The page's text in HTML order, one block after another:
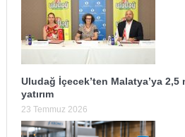
Uludağ İçecek’ten Malatya’ya 2,5
yatırım
23 Temmuz 2026